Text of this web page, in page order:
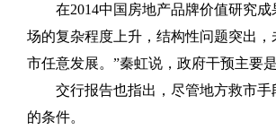
在2014中国房地产品牌价值研究
场的复杂程度上升，结构性问题突出
市任意发展。”秦虹说，政府干预主要
交行报告也指出，尽管地方救市
的条件。